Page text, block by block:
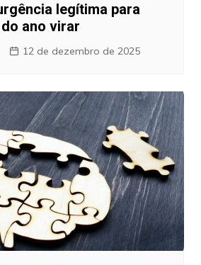
legítima para
ano virar
12 de dezembro de 2025